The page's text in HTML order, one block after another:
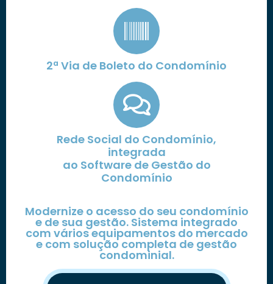
2ª Via de Boleto do Condomínio
Rede Social do Condomínio,
integrada
ao Software de Gestão do
Condomínio
Modernize o acesso do seu condomínio
e de sua gestão. Sistema integrado
com vários equipamentos do mercado
e com solução completa de gestão
condominial.